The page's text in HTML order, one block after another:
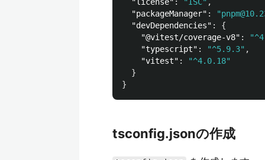
"packageManager" :
"devDependencies" :
{
"@vitest/coverage-v8" :
"typescript" : "^5.9.3" ,
"vitest" :
"^4.0.18"
}
}
tsconfig.jsonの作成